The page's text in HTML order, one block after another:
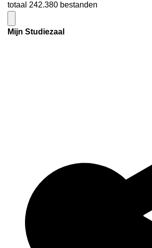
totaal 242.380 bestanden
Mijn Studiezaal